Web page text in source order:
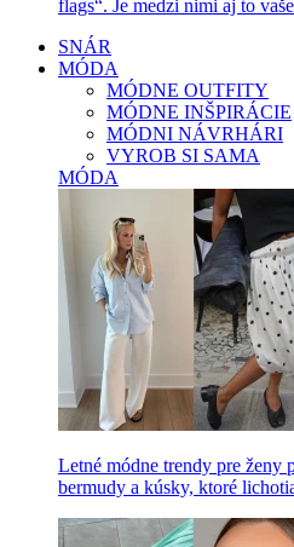
flags“. Je medzi nimi aj to
SNÁR
MÓDA
MÓDNE OUTFITY
MÓDNE INŠPIRÁCIE
MÓDNI NÁVRHÁRI
VYROB SI SAMA
MÓDA
Letné módne trendy pre ženy
bermudy a kúsky, ktoré